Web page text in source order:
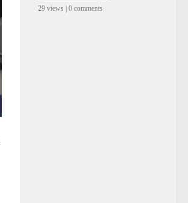
29 views 0 comments